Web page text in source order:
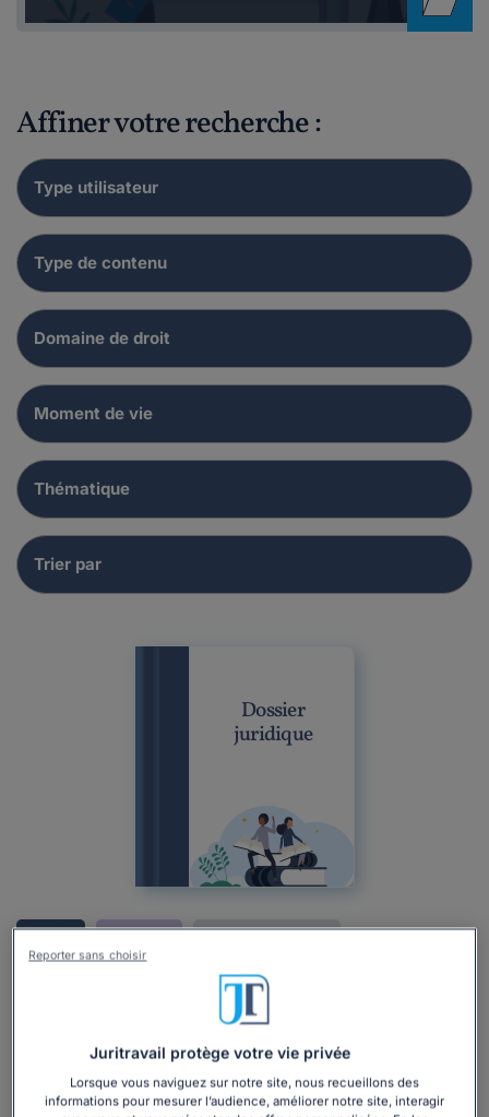
Affiner votre recherche :
Dossier
juridique
Dossier Particulier Droit de l'immobilier
Achat ou vente immobilier : que faire en cas de
litige après la signature ?
Rédigé par Paul Augustin Cissé, mis à jour le 04/08/2026
Achat ou vente immobilière : connaissez vos droits pour
Juritravail protège votre vie privée
Lorsque vous naviguez sur notre site, nous recueillons des
informations pour mesurer l’audience, améliorer notre site, interagir
Reporter sans choisir